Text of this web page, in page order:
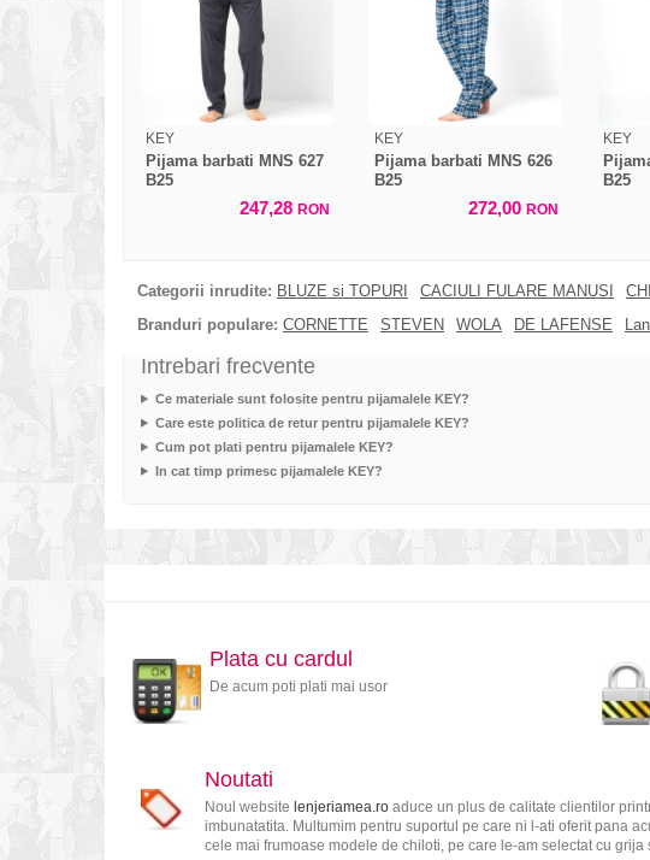
KEY
Pijama barbati MNS 627
B25
247,28 RON
KEY
Pijama barbati MNS 626
B25
272,00 RON
KEY
B25
Categorii inrudite: BLUZE si TOPURI CACIULI FULARE MANUSI
Branduri populare: CORNETTE STEVEN WOLA DE LAFENSE
Intrebari frecvente
Ce materiale sunt folosite pentru pijamalele KEY?
Care este politica de retur pentru pijamalele KEY?
Cum pot plati pentru pijamalele KEY?
In cat timp primesc pijamalele KEY?
Plata cu cardul
De acum poti plati mai usor
Noutati
Noul website lenjeriamea.roaduce un plus de calitate clientilor
imbunatatita. Multumim pentru suportul pe care ni l-ati oferit pana
cele mai frumoase modele de chiloti, pe care le-am selectat cu grija